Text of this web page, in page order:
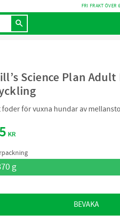
FRI FRAKT ÖVER
Science Plan
foder för vuxna hundar av
KR
BEVAKA